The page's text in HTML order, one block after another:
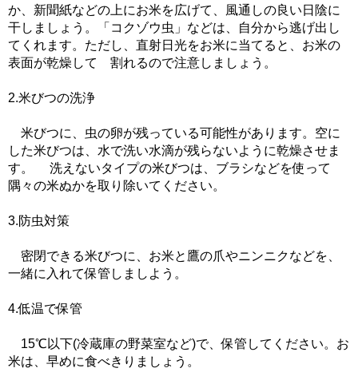
か、新聞紙などの上にお米を広げて、風通しの良い日陰に
干しましょう。「コクゾウ虫」などは、自分から逃げ出し
てくれます。ただし、直射日光をお米に当てると、お米の
表面が乾燥して 割れるので注意しましょう。
2.米びつの洗浄
米びつに、虫の卵が残っている可能性があります。空に
した米びつは、水で洗い水滴が残らないように乾燥させま
す。 洗えないタイプの米びつは、ブラシなどを使って
隅々の米ぬかを取り除いてください。
3.防虫対策
密閉できる米びつに、お米と鷹の爪やニンニクなどを、
一緒に入れて保管しましよう。
4.低温で保管
15℃以下(冷蔵庫の野菜室など)で、保管してください。お
米は、早めに食べきりましょう。